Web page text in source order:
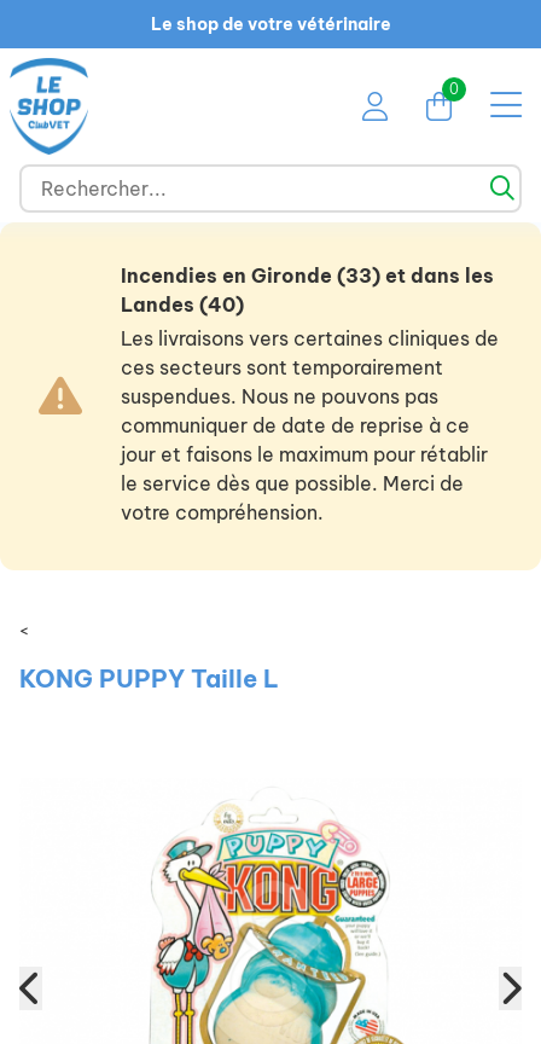
Le shop de votre vétérinaire
0
Incendies en Gironde (33) et dans les
Landes (40)
Les livraisons vers certaines cliniques de
ces secteurs sont temporairement
suspendues. Nous ne pouvons pas
communiquer de date de reprise à ce
jour et faisons le maximum pour rétablir
le service dès que possible. Merci de
votre compréhension.
<
KONG PUPPY Taille L